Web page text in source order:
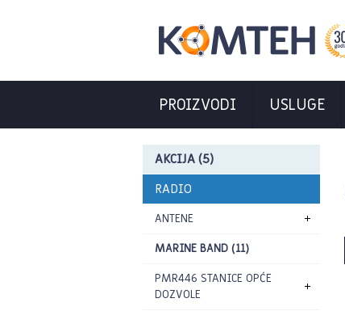
PROIZVODI USLUGE
AKCIJA (5)
RADIO
ANTENE
MARINE BAND (11)
PMR446 STANICE OPĆE
DOZVOLE